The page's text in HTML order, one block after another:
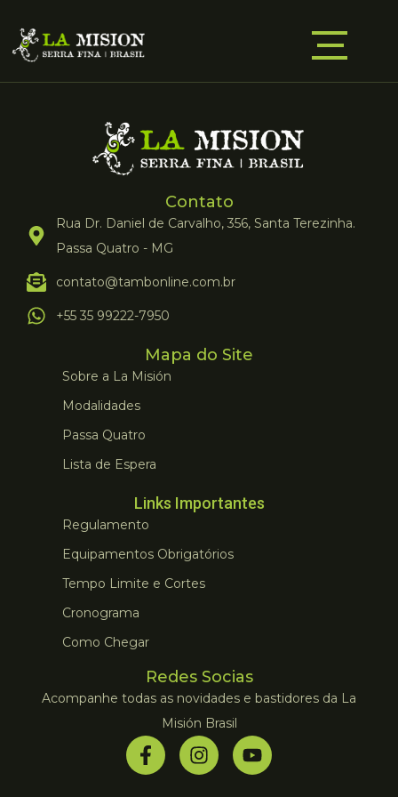
Contato
Rua Dr. Daniel de Carvalho, 356, Santa Terezinha.
Passa Quatro - MG
contato@tambonline.com.br
+55 35 99222-7950
Mapa do Site
Sobre a La Misión
Modalidades
Passa Quatro
Lista de Espera
Links Importantes
Regulamento
Equipamentos Obrigatórios
Tempo Limite e Cortes
Cronograma
Como Chegar
Redes Socias
Acompanhe todas as novidades e bastidores da La
Misión Brasil